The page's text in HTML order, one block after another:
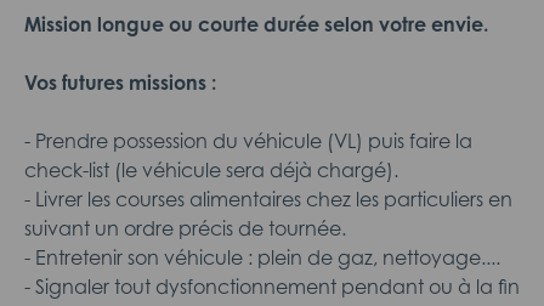
Mission longue ou courte durée selon votre envie.
Vos futures missions :
- Prendre possession du véhicule (VL) puis faire la
check-list (le véhicule sera déjà chargé).
- Livrer les courses alimentaires chez les particuliers en
suivant un ordre précis de tournée.
- Entretenir son véhicule : plein de gaz, nettoyage....
- Signaler tout dysfonctionnement pendant ou à la fin